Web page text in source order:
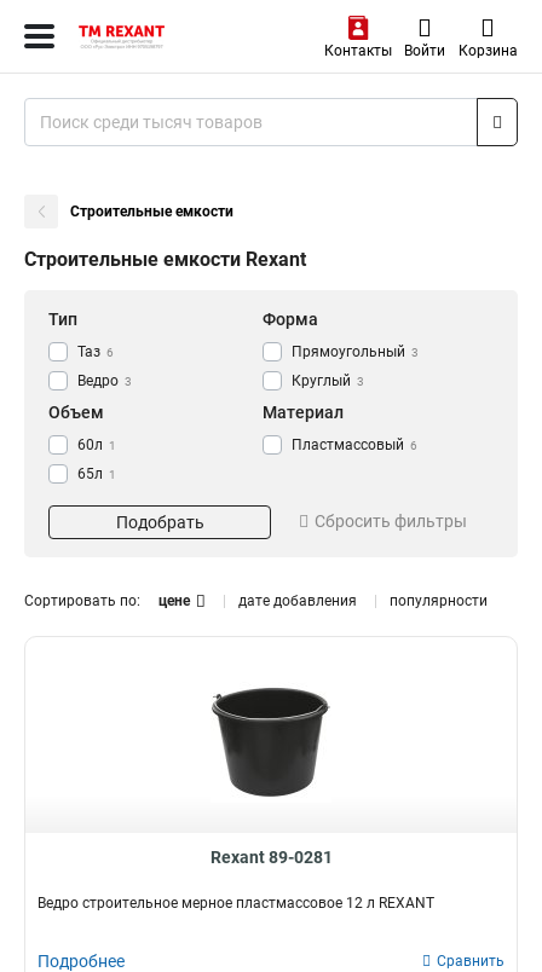
Контакты Войти Корзина
Строительные емкости
Строительные емкости Rexant
Тип
Таз 6
Ведро 3
Форма
Прямоугольный 3
Круглый 3
Объем
60л 1
65л 1
20л 1
Материал
Пластмассовый 6
Подобрать Сбросить фильтры
Сортировать по: цене дате добавления популярности
Rexant 89-0281
Ведро строительное мерное пластмассовое 12 л REXANT
Подробнее Сравнить